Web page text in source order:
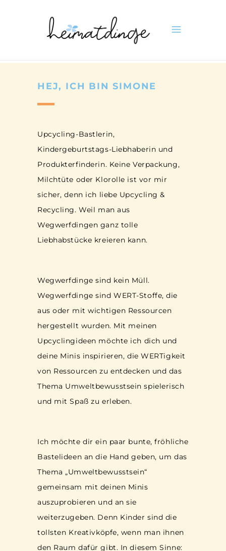
HEJ, ICH BIN SIMONE
Upcycling-Bastlerin,
Kindergeburtstags-Liebhaberin und
Produkterfinderin. Keine Verpackung,
Milchtüte oder Klorolle ist vor mir
sicher, denn ich liebe Upcycling &
Recycling. Weil man aus
Wegwerfdingen ganz tolle
Liebhabstücke kreieren kann.
Wegwerfdinge sind kein Müll.
Wegwerfdinge sind WERT-Stoffe, die
aus oder mit wichtigen Ressourcen
hergestellt wurden. Mit meinen
Upcyclingideen möchte ich dich und
deine Minis inspirieren, die WERTigkeit
von Ressourcen zu entdecken und das
Thema Umweltbewusstsein spielerisch
und mit Spaß zu erleben.
Ich möchte dir ein paar bunte, fröhliche
Bastelideen an die Hand geben, um das
Thema „Umweltbewusstsein“
gemeinsam mit deinen Minis
auszuprobieren und an sie
weiterzugeben. Denn Kinder sind die
tollsten Kreativköpfe, wenn man ihnen
den Raum dafür gibt. In diesem Sinne: